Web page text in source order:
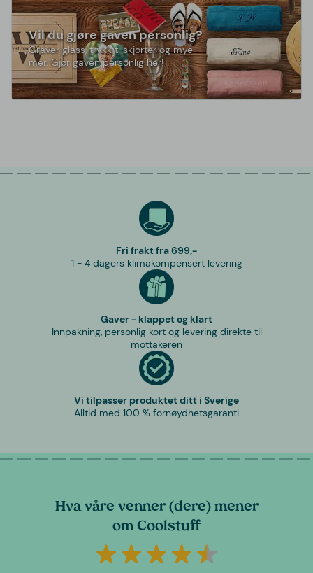
Vil du gjøre gaven personlig?
Graver glass, trykk t-skjorter og mye
mer. Gjør gaven personlig her!
Fri frakt fra 699,-
1 - 4 dagers klimakompensert levering
Gaver - klappet og klart
Innpakning, personlig kort og levering direkte til
mottakeren
Vi tilpasser produktet ditt i Sverige
Alltid med 100 % fornøydhetsgaranti
Hva våre venner (dere) mener
om Coolstuff